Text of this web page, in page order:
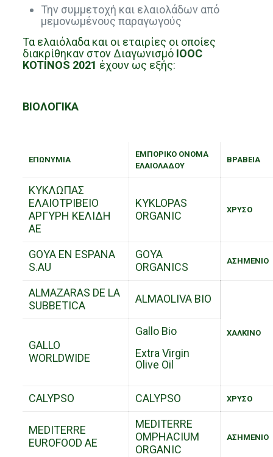
Την συμμετοχή και ελαιολάδων από
μεμονωμένους παραγωγούς
Τα ελαιόλαδα και οι εταιρίες οι οποίες
διακρίθηκαν στον Διαγωνισμό IOOC
KOTINOS 2021 έχουν ως εξής:
ΒΙΟΛΟΓΙΚΑ
ΕΠΩΝΥΜΙΑ
ΕΜΠΟΡΙΚΟ ΟΝΟΜΑ
ΕΛΑΙΟΛΑΔΟΥ
ΒΡΑΒΕΙΑ
ΚΥΚΛΩΠΑΣ
ΕΛΑΙΟΤΡΙΒΕΙΟ
ΑΡΓΥΡΗ ΚΕΛΙΔΗ
ΑΕ
KYKLOPAS
ORGANIC
ΧΡΥΣΟ
GOYA EN ESPANA
S.AU
GOYA
ORGANICS
ΑΣΗΜΕΝΙΟ
ALMAZARAS DE LA
SUBBETICA
ALMAOLIVA BIO
ΧΑΛΚΙΝΟ
GALLO
WORLDWIDE
Gallo Bio
Extra Virgin
Olive Oil
CALYPSO CALYPSO ΧΡΥΣΟ
MEDITERRE
EUROFOOD AE
MEDITERRE
OMPHACIUM
ORGANIC
ΑΣΗΜΕΝΙΟ